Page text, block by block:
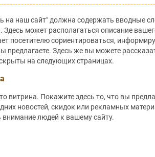
на наш сайт" должна содержать вводные
Здесь может располагаться описание
посетителю сориентироваться,
предлагаете. Здесь же вы можете
на следующих страницах.
витрина. Покажите здесь то, что вы
новостей, скидок или рекламных
людей к вашему сайту.